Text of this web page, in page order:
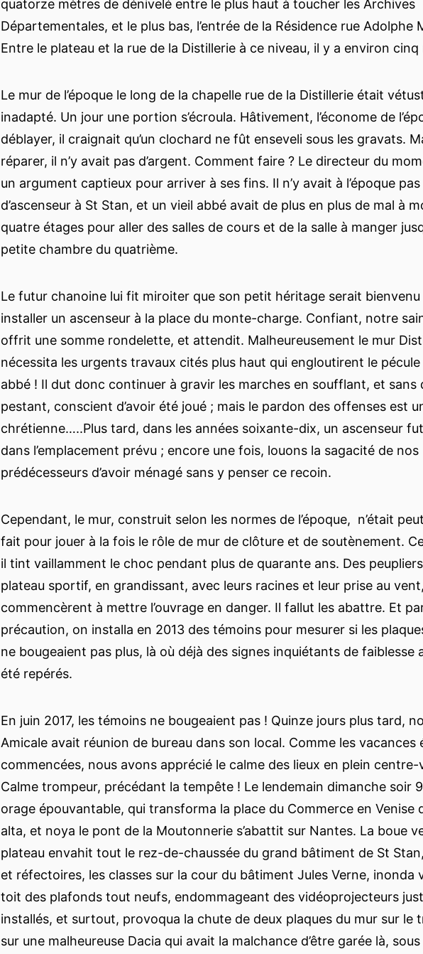
quatorze mètres de dénivelé entre le plus haut à toucher les Archives
Départementales, et le plus bas, l’entrée de la Résidence rue Adolphe
Entre le plateau et la rue de la Distillerie à ce niveau, il y a environ cinq
Le mur de l’époque le long de la chapelle rue de la Distillerie était
inadapté. Un jour une portion s’écroula. Hâtivement, l’économe de
déblayer, il craignait qu’un clochard ne fût enseveli sous les gravats.
réparer, il n’y avait pas d’argent. Comment faire ? Le directeur du
un argument captieux pour arriver à ses fins. Il n’y avait à l’époque pas
d’ascenseur à St Stan, et un vieil abbé avait de plus en plus de mal à
quatre étages pour aller des salles de cours et de la salle à manger
petite chambre du quatrième.
Le futur chanoine lui fit miroiter que son petit héritage serait
installer un ascenseur à la place du monte-charge. Confiant, notre
offrit une somme rondelette, et attendit. Malheureusement le mur
nécessita les urgents travaux cités plus haut qui engloutirent le
abbé ! Il dut donc continuer à gravir les marches en soufflant, et sans
pestant, conscient d’avoir été joué ; mais le pardon des offenses est
chrétienne…..Plus tard, dans les années soixante-dix, un ascenseur
dans l’emplacement prévu ; encore une fois, louons la sagacité de nos
prédécesseurs d’avoir ménagé sans y penser ce recoin.
Cependant, le mur, construit selon les normes de l’époque, n’était
fait pour jouer à la fois le rôle de mur de clôture et de soutènement.
il tint vaillamment le choc pendant plus de quarante ans. Des
plateau sportif, en grandissant, avec leurs racines et leur prise au vent,
commencèrent à mettre l’ouvrage en danger. Il fallut les abattre. Et
précaution, on installa en 2013 des témoins pour mesurer si les
ne bougeaient pas plus, là où déjà des signes inquiétants de faiblesse
été repérés.
En juin 2017, les témoins ne bougeaient pas ! Quinze jours plus tard,
Amicale avait réunion de bureau dans son local. Comme les vacances
commencées, nous avons apprécié le calme des lieux en plein centre-
Calme trompeur, précédant la tempête ! Le lendemain dimanche soir
orage épouvantable, qui transforma la place du Commerce en Venise
alta, et noya le pont de la Moutonnerie s’abattit sur Nantes. La boue
plateau envahit tout le rez-de-chaussée du grand bâtiment de St
et réfectoires, les classes sur la cour du bâtiment Jules Verne, inonda
toit des plafonds tout neufs, endommageant des vidéoprojecteurs
installés, et surtout, provoqua la chute de deux plaques du mur sur le
sur une malheureuse Dacia qui avait la malchance d’être garée là,